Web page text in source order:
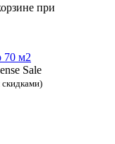
при
70 м2
Sale